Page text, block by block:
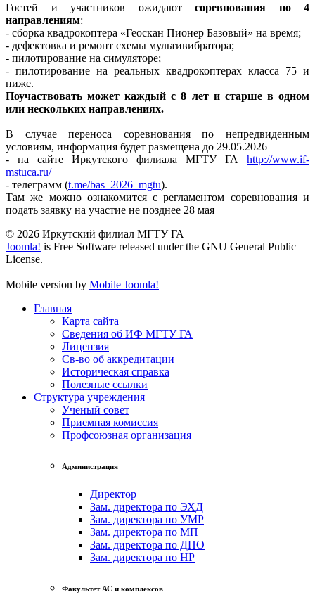
Гостей и участников ожидают соревнования по 4
направлениям:
- сборка квадрокоптера «Геоскан Пионер Базовый» на время;
- дефектовка и ремонт схемы мультивибратора;
- пилотирование на симуляторе;
- пилотирование на реальных квадрокоптерах класса 75 и
ниже.
Поучаствовать может каждый с 8 лет и старше в одном
или нескольких направлениях.
В случае переноса соревнования по непредвиденным
условиям, информация будет размещена до 29.05.2026
- на сайте Иркутского филиала МГТУ ГА http://www.if-
mstuca.ru/
- телеграмм (t.me/bas_2026_mgtu).
Там же можно ознакомится с регламентом соревнования и
подать заявку на участие не позднее 28 мая
© 2026 Иркутский филиал МГТУ ГА
Joomla! is Free Software released under the GNU General Public
License.
Mobile version by Mobile Joomla!
Главная
Карта сайта
Сведения об ИФ МГТУ ГА
Лицензия
Св-во об аккредитации
Историческая справка
Полезные ссылки
Структура учреждения
Ученый совет
Приемная комиссия
Профсоюзная организация
Администрация
Директор
Зам. директора по ЭХД
Зам. директора по УМР
Зам. директора по МП
Зам. директора по ДПО
Зам. директора по НР
Факультет АС и комплексов